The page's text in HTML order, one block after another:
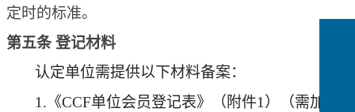
定时的标准。
第五条 登记材料
认定单位需提供以下材料备案：
1. 《CCF单位会员登记表》 （附件1）
（需加盖